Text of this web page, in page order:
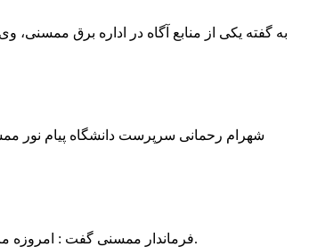
به گفته یکی از منابع آگاه در اداره برق ممسنی،
فرماندار ممسنی گفت : امروزه مردم ممسنی در ادارات شهرستان نیاز به کارشناس و خدمتگزار دارند و به اندازه کافی کلانتر در شهرستان وجود دارد پس کارشناسان از کلانتری پرهیز نمایند.